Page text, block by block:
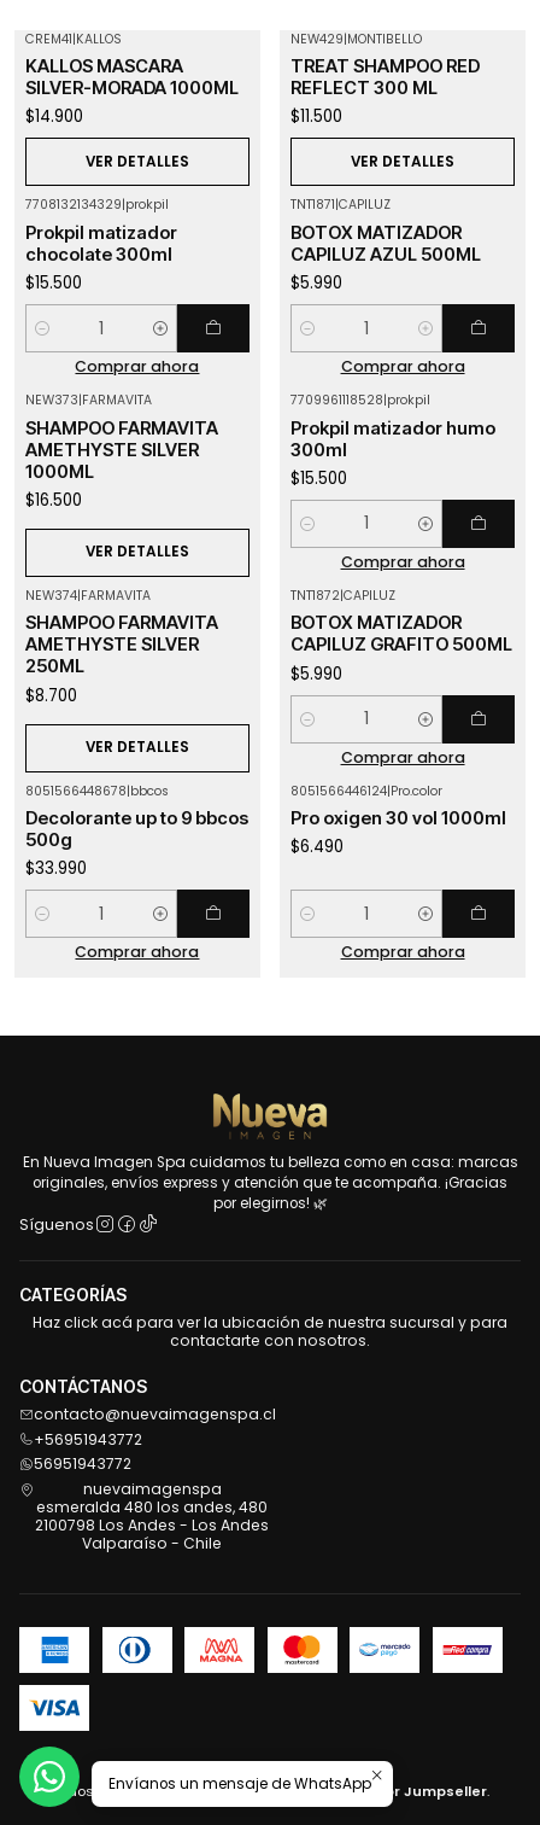
CREM41|KALLOS
KALLOS MASCARA
SILVER-MORADA 1000ML
$14.900
VER DETALLES
NEW429|MONTIBELLO
TREAT SHAMPOO RED
REFLECT 300 ML
$11.500
VER DETALLES
7708132134329|prokpil
Prokpil matizador
chocolate 300ml
$15.500
Cantidad
Comprar ahora
TNT1871|CAPILUZ
BOTOX MATIZADOR
CAPILUZ AZUL 500ML
$5.990
Cantidad
Comprar ahora
NEW373|FARMAVITA
SHAMPOO FARMAVITA
AMETHYSTE SILVER
1000ML
$16.500
VER DETALLES
7709961118528|prokpil
Prokpil matizador humo
300ml
$15.500
Cantidad
Comprar ahora
NEW374|FARMAVITA
SHAMPOO FARMAVITA
AMETHYSTE SILVER
250ML
$8.700
VER DETALLES
TNT1872|CAPILUZ
BOTOX MATIZADOR
CAPILUZ GRAFITO 500ML
$5.990
Cantidad
Comprar ahora
8051566448678|bbcos
Decolorante up to 9 bbcos
500g
$33.990
Cantidad
Comprar ahora
8051566446124|Pro.color
Pro oxigen 30 vol 1000ml
$6.490
Cantidad
Comprar ahora
En Nueva Imagen Spa cuidamos tu belleza como en casa: marcas
originales, envíos express y atención que te acompaña. ¡Gracias
por elegirnos! 🌿
Síguenos
CATEGORÍAS
Haz click acá para ver la ubicación de nuestra sucursal y para
contactarte con nosotros.
CONTÁCTANOS
contacto@nuevaimagenspa.cl
+56951943772
56951943772
nuevaimagenspa
esmeralda 480 los andes, 480
2100798 Los Andes - Los Andes
Valparaíso - Chile
Todos los derechos reservados.Desarrollado por Jumpseller.
Envíanos un mensaje de WhatsApp